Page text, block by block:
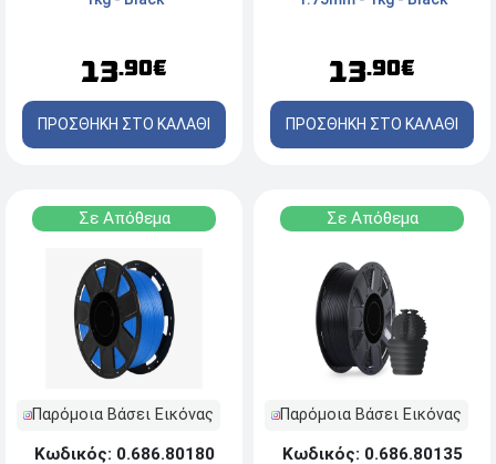
13.90€
ΠΡΟΣΘΗΚΗ ΣΤΟ ΚΑΛΑΘΙ
13.90€
ΠΡΟΣΘΗΚΗ ΣΤΟ ΚΑΛΑΘΙ
Σε Απόθεμα
Παρόμοια Βάσει Εικόνας
Κωδικός: 0.686.80180
Σε Απόθεμα
Παρόμοια Βάσει Εικόνας
Κωδικός: 0.686.80135